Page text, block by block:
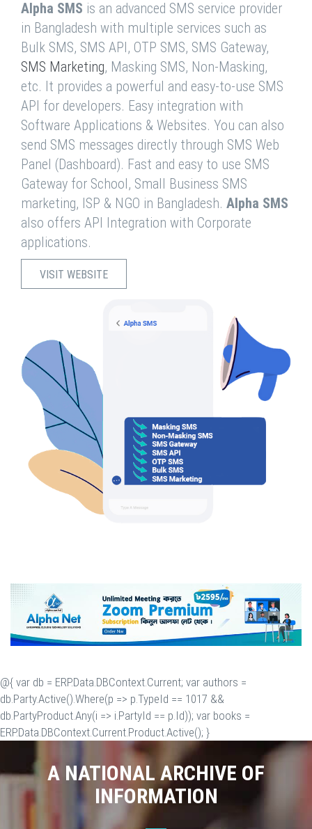
Alpha SMS is an advanced SMS service provider
in Bangladesh with multiple services such as
Bulk SMS, SMS API, OTP SMS, SMS Gateway,
SMS Marketing, Masking SMS, Non-Masking,
etc. It provides a powerful and easy-to-use SMS
API for developers. Easy integration with
Software Applications & Websites. You can also
send SMS messages directly through SMS Web
Panel (Dashboard). Fast and easy to use SMS
Gateway for School, Small Business SMS
marketing, ISP & NGO in Bangladesh. Alpha SMS
also offers API Integration with Corporate
applications.
VISIT WEBSITE
@{ var db = ERP.Data.DBContext.Current; var authors =
db.Party.Active().Where(p => p.TypeId == 1017 &&
db.PartyProduct.Any(i => i.PartyId == p.Id)); var books =
ERP.Data.DBContext.Current.Product.Active(); }
A NATIONAL ARCHIVE OF
INFORMATION